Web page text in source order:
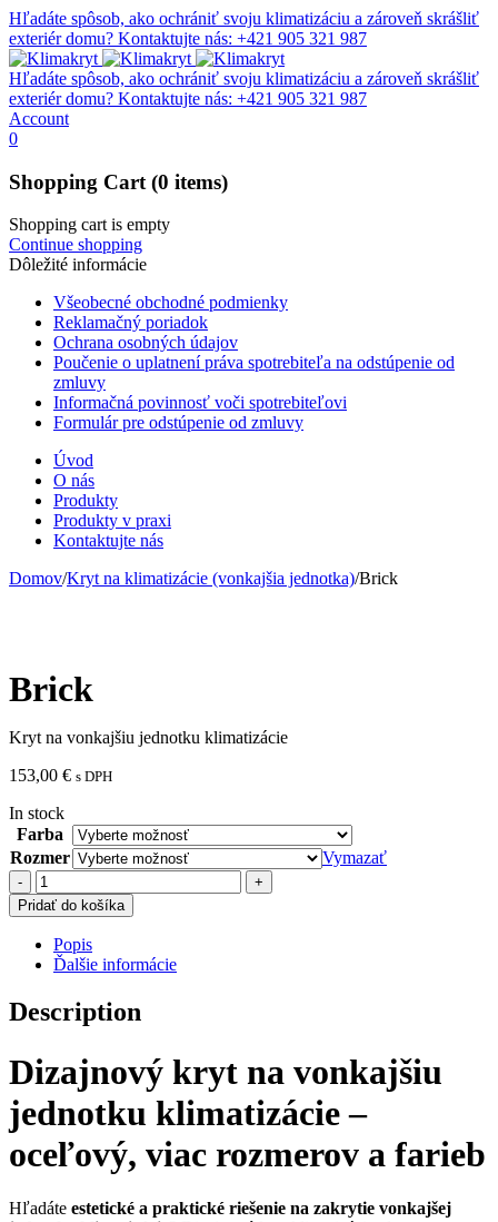
Hľadáte spôsob, ako ochrániť svoju klimatizáciu a zároveň skrášliť
exteriér domu? Kontaktujte nás: +421 905 321 987
Hľadáte spôsob, ako ochrániť svoju klimatizáciu a zároveň skrášliť
exteriér domu? Kontaktujte nás: +421 905 321 987
Account
0
Shopping Cart (0 items)
Shopping cart is empty
Continue shopping
Dôležité informácie
Všeobecné obchodné podmienky
Reklamačný poriadok
Ochrana osobných údajov
Poučenie o uplatnení práva spotrebiteľa na odstúpenie od
zmluvy
Informačná povinnosť voči spotrebiteľovi
Formulár pre odstúpenie od zmluvy
Úvod
O nás
Produkty
Produkty v praxi
Kontaktujte nás
Domov/Kryt na klimatizácie (vonkajšia jednotka)/Brick
Brick
Kryt na vonkajšiu jednotku klimatizácie
153,00 € s DPH
In stock
Farba
Rozmer
Vymazať
množstvo
Brick
Pridať do košíka
Popis
Ďalšie informácie
Description
Dizajnový kryt na vonkajšiu
jednotku klimatizácie –
oceľový, viac rozmerov a farieb
Hľadáte estetické a praktické riešenie na zakrytie vonkajšej